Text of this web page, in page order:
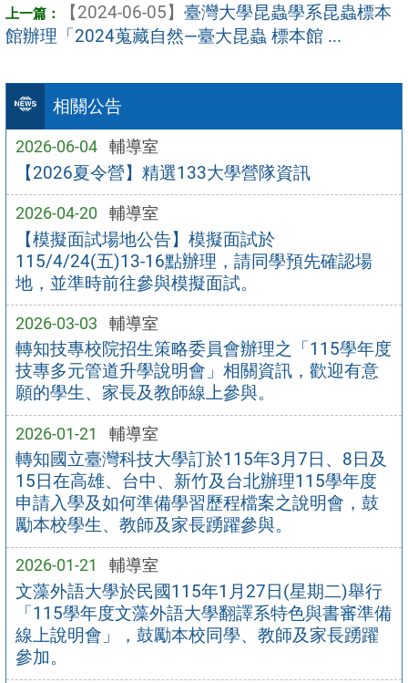
相關公告
2026-06-04 輔導室
【2026夏令營】精選133大學營隊資訊
2026-04-20 輔導室
【模擬面試場地公告】模擬面試於
115/4/24(五)13-16點辦理，請同學預先確認場
地，並準時前往參與模擬面試。
2026-03-03 輔導室
轉知技專校院招生策略委員會辦理之「115學年度
技專多元管道升學說明會」相關資訊，歡迎有意
願的學生、家長及教師線上參與。
2026-01-21 輔導室
轉知國立臺灣科技大學訂於115年3月7日、8日及
15日在高雄、台中、新竹及台北辦理115學年度
申請入學及如何準備學習歷程檔案之說明會，鼓
勵本校學生、教師及家長踴躍參與。
2026-01-21 輔導室
文藻外語大學於民國115年1月27日(星期二)舉行
「115學年度文藻外語大學翻譯系特色與書審準備
線上說明會」，鼓勵本校同學、教師及家長踴躍
參加。
【2024-06-05】 臺灣大學昆蟲學系昆蟲標本
館辦理「2024蒐藏自然—臺大昆蟲 標本館 ...